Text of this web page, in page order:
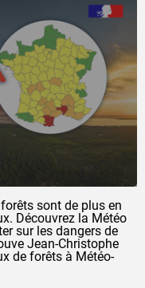
sont de plus en
Découvrez la Météo
sur les dangers de
Jean-Christophe
de forêts à Météo-